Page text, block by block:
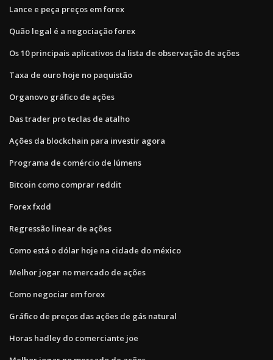
Lance e peça preços em forex
Quão legal é a negociação forex
Os 10 principais aplicativos da lista de observação de ações
Taxa de ouro hoje no paquistão
Organovo gráfico de ações
Das trader pro teclas de atalho
Ações da blockchain para investir agora
Programa de comércio de lúmens
Bitcoin como comprar reddit
Forex fxdd
Regressão linear de ações
Como está o dólar hoje na cidade do méxico
Melhor jogar no mercado de ações
Como negociar em forex
Gráfico de preços das ações de gás natural
Horas hadley do comerciante joe